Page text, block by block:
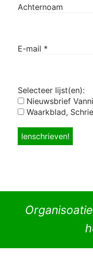
Achternoam
E-mail *
Selecteer lijst(en):
Nieuwsbrief